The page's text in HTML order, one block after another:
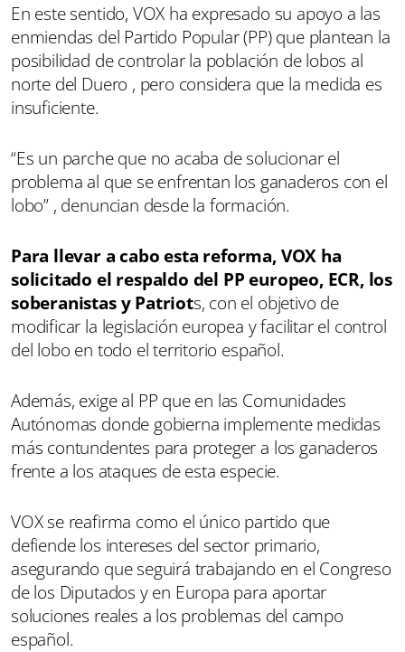
En este sentido, VOX ha expresado su apoyo a las
enmiendas del Partido Popular (PP) que plantean la
posibilidad de controlar la población de lobos al
norte del Duero , pero considera que la medida es
insuficiente.
“Es un parche que no acaba de solucionar el
problema al que se enfrentan los ganaderos con el
lobo” , denuncian desde la formación.
Para llevar a cabo esta reforma, VOX ha
solicitado el respaldo del PP europeo, ECR, los
soberanistas y Patriots, con el objetivo de
modificar la legislación europea y facilitar el control
del lobo en todo el territorio español.
Además, exige al PP que en las Comunidades
Autónomas donde gobierna implemente medidas
más contundentes para proteger a los ganaderos
frente a los ataques de esta especie.
VOX se reafirma como el único partido que
defiende los intereses del sector primario,
asegurando que seguirá trabajando en el Congreso
de los Diputados y en Europa para aportar
soluciones reales a los problemas del campo
español.